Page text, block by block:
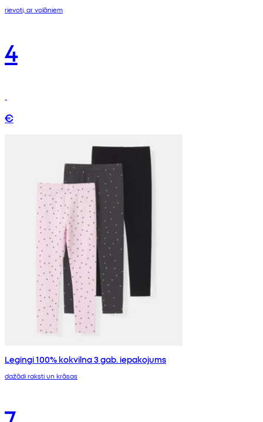
rievoti, ar volāniem
4
€
Legingi 100% kokvilna 3 gab. iepakojums
dažādi raksti un krāsas